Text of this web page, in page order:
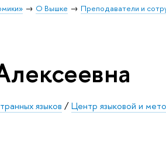
О Вышке Преподаватели и
языков /Центр языковой и